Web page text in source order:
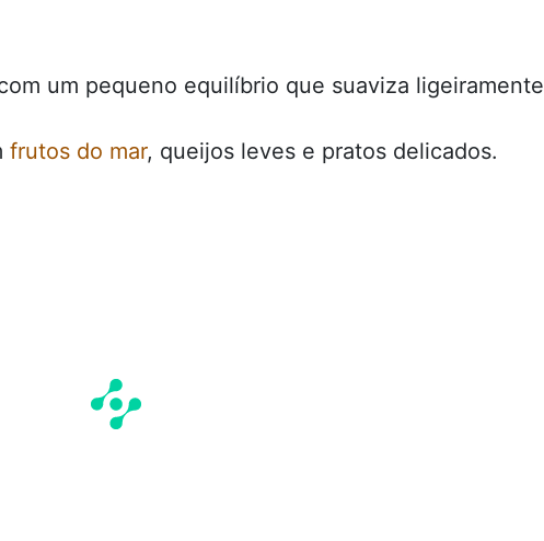
um pequeno equilíbrio que suaviza ligeiramente
frutos do mar, queijos leves e pratos delicados.